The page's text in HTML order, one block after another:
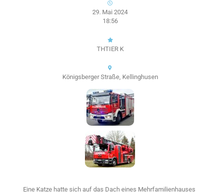
29. Mai 2024
18:56
THTIER K
Königsberger Straße, Kellinghusen
Eine Katze hatte sich auf das Dach eines Mehrfamilienhauses